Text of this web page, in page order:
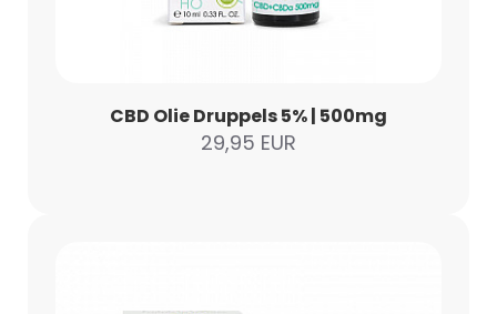
CBD Olie Druppels 5% | 500mg
29,95 EUR